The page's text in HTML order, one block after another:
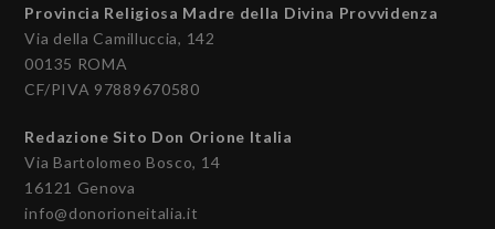
Provincia Religiosa Madre della Divina Provvidenza
Via della Camilluccia, 142
00135 ROMA
CF/PIVA 97889670580
Redazione Sito Don Orione Italia
Via Bartolomeo Bosco, 14
16121 Genova
info@donorioneitalia.it